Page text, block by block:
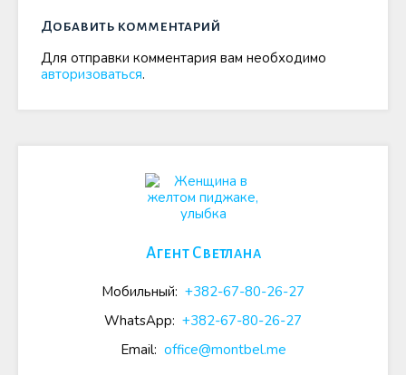
Добавить комментарий
Для отправки комментария вам необходимо
авторизоваться.
Агент Светлана
Мобильный: +382-67-80-26-27
WhatsApp: +382-67-80-26-27
Email: office@montbel.me